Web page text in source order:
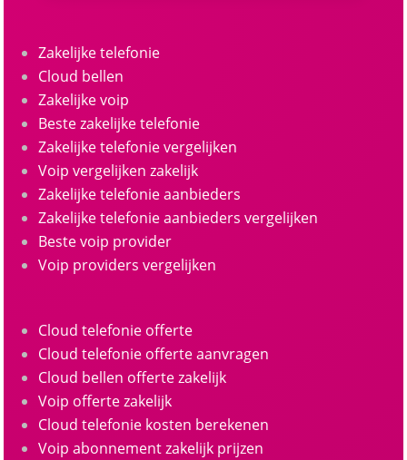
Zakelijke telefonie
Cloud bellen
Zakelijke voip
Beste zakelijke telefonie
Zakelijke telefonie vergelijken
Voip vergelijken zakelijk
Zakelijke telefonie aanbieders
Zakelijke telefonie aanbieders vergelijken
Beste voip provider
Voip providers vergelijken
Cloud telefonie offerte
Cloud telefonie offerte aanvragen
Cloud bellen offerte zakelijk
Voip offerte zakelijk
Cloud telefonie kosten berekenen
Voip abonnement zakelijk prijzen